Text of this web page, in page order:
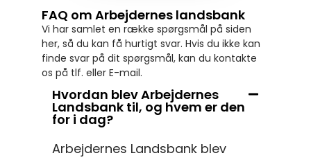
FAQ om Arbejdernes landsbank
Vi har samlet en række spørgsmål på siden
her, så du kan få hurtigt svar. Hvis du ikke kan
finde svar på dit spørgsmål, kan du kontakte
os på tlf. eller E-mail.
Hvordan blev Arbejdernes
Landsbank til, og hvem er den
for i dag?
Arbejdernes Landsbank blev